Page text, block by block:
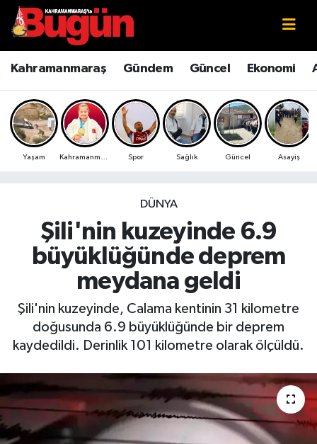
Kahramanmaraş Gündem Güncel Ekonomi
Yaşam Spor Sağlık Güncel Asayiş
DÜNYA
Şili'nin kuzeyinde 6.9
büyüklüğünde deprem
meydana geldi
Şili'nin kuzeyinde, Calama kentinin 31 kilometre
doğusunda 6.9 büyüklüğünde bir deprem
kaydedildi. Derinlik 101 kilometre olarak ölçüldü.
Kahramanmaraş
Kahramanmaraş Sokak Röportajları
Bilim ve Teknoloji
Çevre
Ekonomi
Genel
Güncel
Haberde İnsan
Kültür Sanat
Magazin
Kahramanmaraş Nöbetçi Eczaneler
Kahramanmaraş Hava Durumu
Kahramanmaraş Namaz Vakitleri
Kahramanmaraş Trafik Yoğunluk Haritası
Süper Lig Puan Durumu ve Fikstür
Tüm Manşetler
Son Dakika Haberleri
Haber Arşivi